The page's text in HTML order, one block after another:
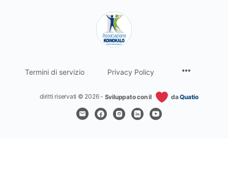
Termini di servizio Privacy Policy
diritti riservati © 2026 - Sviluppato con il daQuatio